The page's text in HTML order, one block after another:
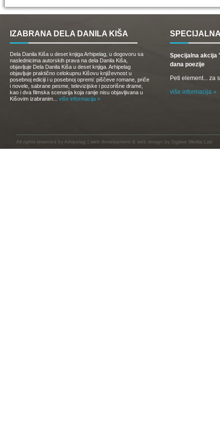
IZABRANA DELA DANILA KIŠA
Dela Danila Kiša u deset knjiga Arhipelag, u dogovoru sa
naslednicima autorskih prava na dela Danila Kiša,
objavljuje Dela Danila Kiša u deset knjiga. Arhipelag
objavljuje praktično celokupnu Kišovu književnost u
posebnoj ediciji i u posebnoj opremi: piščeve romane, priče
i novele, sabrane pesme, televizijske i pozorišne drame,
kao i dva filmska scenarija koja ranije nisu objavljivana u
Kišovim izabranim... više informacija »
Specijalna akcija
dana poezije
Peti element... za
više informacija »
All rights reserved by Arhipelag | web development & web design by Ogitive Media Lab